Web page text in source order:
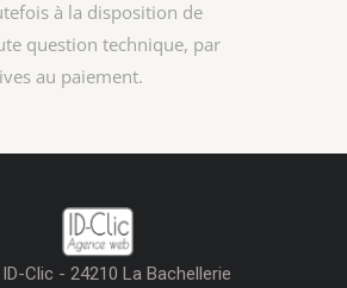
à la disposition de
question technique, par
au paiement.
Clic - 24210 La Bachellerie